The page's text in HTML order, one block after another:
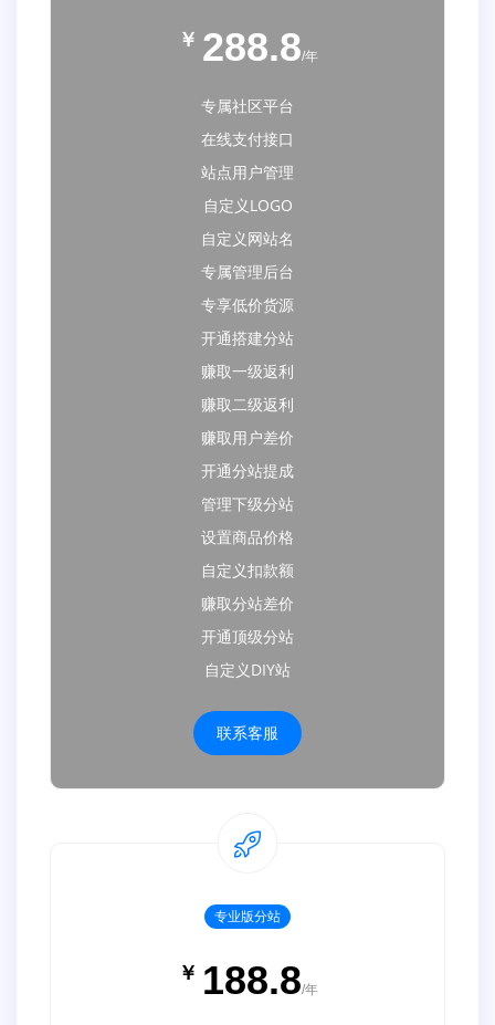
￥ 288.8/年
专属社区平台
在线支付接口
站点用户管理
自定义LOGO
自定义网站名
专属管理后台
专享低价货源
开通搭建分站
赚取一级返利
赚取二级返利
赚取用户差价
开通分站提成
管理下级分站
设置商品价格
自定义扣款额
赚取分站差价
开通顶级分站
自定义DIY站
联系客服
专业版分站
￥ 188.8/年